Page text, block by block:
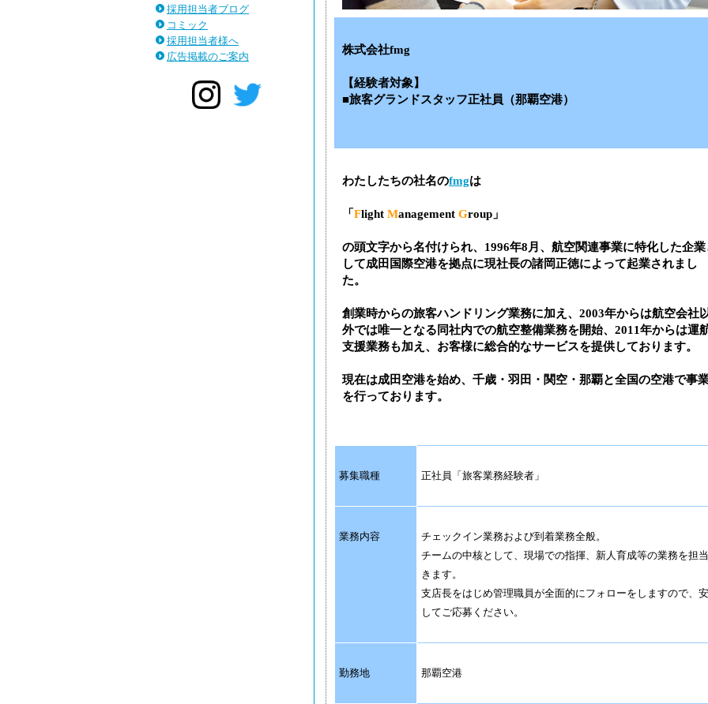
採用担当者ブログ
コミック
採用担当者様へ
広告掲載のご案内
株式会社fmg
【経験者対象】
■旅客グランドスタッフ正社員（那覇空港）
わたしたちの社名のfmgは
「 Flight Management Group」
の頭文字から名付けられ、1996年8月、航空関連事業に特化した企業
して成田国際空港を拠点に現社長の諸岡正徳によって起業されまし
た。
創業時からの旅客ハンドリング業務に加え、2003年からは航空会社
外では唯一となる同社内での航空整備業務を開始、2011年からは運
支援業務も加え、お客様に総合的なサービスを提供しております。
現在は成田空港を始め、千歳・羽田・関空・那覇と全国の空港で事
を行っております。
募集職種 正社員「旅客業務経験者」
業務内容
チェックイン業務および到着業務全般。
チームの中核として、現場での指揮、新人育成等の業務を担
きます。
支店長をはじめ管理職員が全面的にフォローをしますので、
してご応募ください。
勤務地 那覇空港